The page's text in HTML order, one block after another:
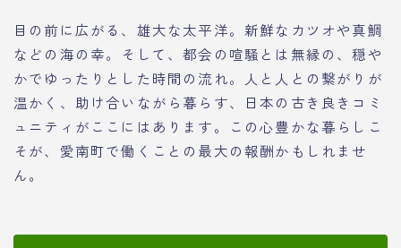
目の前に広がる、雄大な太平洋。新鮮なカツオや真鯛
などの海の幸。そして、都会の喧騒とは無縁の、穏や
かでゆったりとした時間の流れ。人と人との繋がりが
温かく、助け合いながら暮らす、日本の古き良きコミ
ュニティがここにはあります。この心豊かな暮らしこ
そが、愛南町で働くことの最大の報酬かもしれませ
ん。